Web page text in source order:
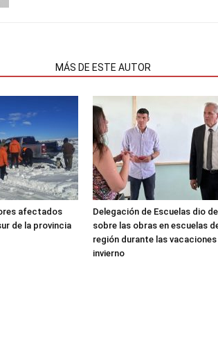
MÁS DE ESTE AUTOR
afectados
de la provincia
Delegación de Escuelas dio
sobre las obras en escuelas
región durante las vacaciones
invierno